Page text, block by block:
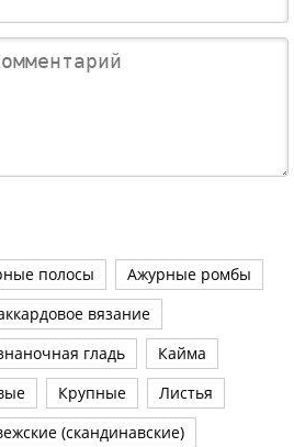
полосы
Ажурные ромбы
вязание
гладь
Кайма
Крупные
Листья
(скандинавские)